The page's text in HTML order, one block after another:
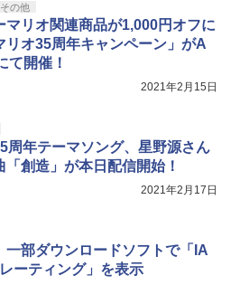
その他
マリオ関連商品が1,000円オフに
リオ35周年キャンペーン」がA
て開催！
2021年2月15日
周年テーマソング、星野源さん
「創造」が本日配信開始！
2021年2月17日
一部ダウンロードソフトで「IA
ーティング」を表示